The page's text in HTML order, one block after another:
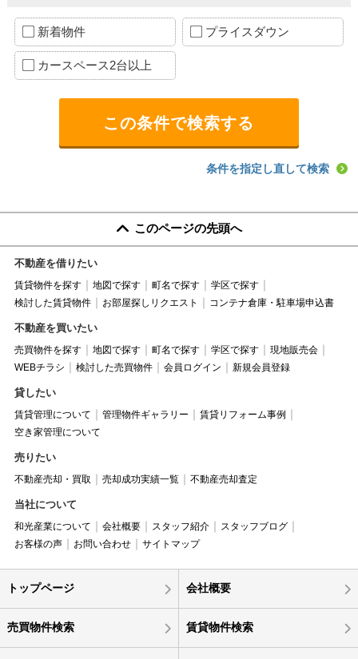
新着物件 プライスダウン
カースペース2台以上
条件を指定し直して検索
このページの先頭へ
不動産を借りたい
賃貸物件を探す 地図で探す 町名で探す
学区で探す
検討した賃貸物件
お部屋探しリクエスト コンテナ倉庫・駐車場申込書
不動産を買いたい
売買物件を探す 地図で探す 町名で探す 学区で探す
現地販売会
WEBチラシ
検討した売買物件 会員ログイン 新規会員登録
貸したい
賃貸管理について 管理物件ギャラリー
賃貸リフォーム事例
空き家管理について
売りたい
不動産売却・買取 売却成功実績一覧 不動産売却査定
当社について
和光産業について 会社概要 スタッフ紹介
スタッフブログ
お客様の声
お問い合わせ サイトマップ
トップページ 会社概要
売買物件検索 賃貸物件検索